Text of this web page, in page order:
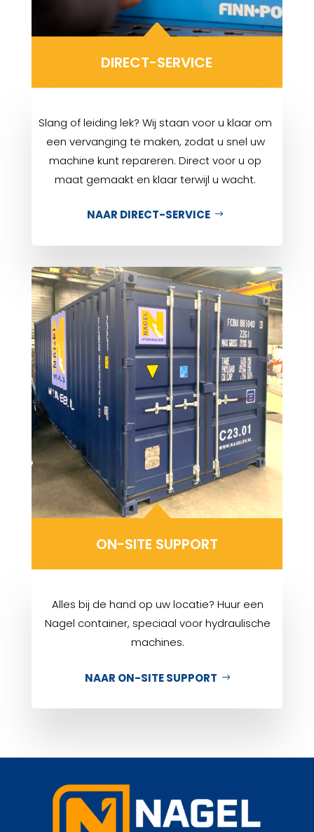
B
DIRECT-SERVICE
Slang of leiding lek? Wij staan voor u klaar om
een vervanging te maken, zodat u snel uw
machine kunt repareren. Direct voor u op
maat gemaakt en klaar terwijl u wacht.
NAAR DIRECT-SERVICE
B
ON-SITE SUPPORT
Alles bij de hand op uw locatie? Huur een
Nagel container, speciaal voor hydraulische
machines.
NAAR ON-SITE SUPPORT